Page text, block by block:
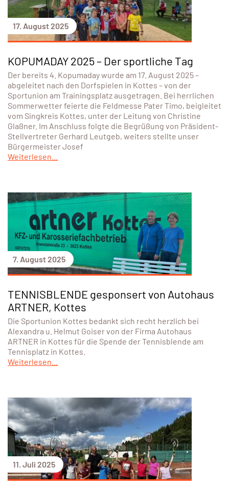
17. August 2025
KOPUMADAY 2025 – Der sportliche Tag
Der bereits 4. Kopumaday wurde am 17. August 2025 –
abgeleitet nach den Dorfspielen in Kottes – von der
Sportunion am Trainingsplatz ausgetragen. Bei herrlichen
Sommerwetter feierte die Feldmesse Pater Timo, beigleitet
vom Singkreis Kottes, unter der Leitung von Christine
Glaßner. Im Anschluss folgte die Begrüßung von Präsident-
Stellvertreter Gerhard Leutgeb, weiters stellte unser
Bürgermeister Josef
Weiterlesen...
7. August 2025
TENNISBLENDE gesponsert von Autohaus
ARTNER, Kottes
Die Sportunion Kottes bedankt sich recht herzlich bei
Alexandra u. Helmut Goiser von der Firma Autohaus
ARTNER in Kottes für die Spende der Tennisblende am
Tennisplatz in Kottes.
Weiterlesen...
11. Juli 2025